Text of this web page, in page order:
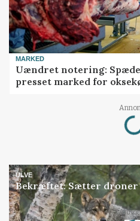
MARKED
Uændret notering:
presset marked for
ULVE
Bekræftet: Sætter droner